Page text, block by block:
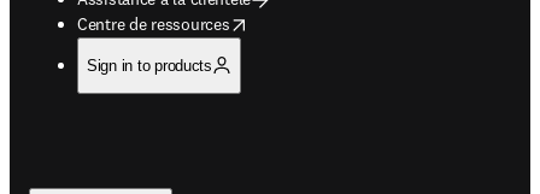
Centre de ressources
opens in new tab/window
Sign in to products